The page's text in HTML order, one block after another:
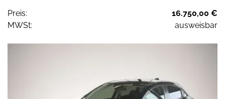
Preis:
16.750,00 €
MWSt:
ausweisbar